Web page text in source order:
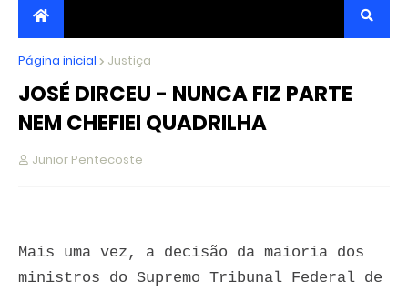
JORNALISMO INDEPENDENTE, TRANSPARENTE E
CRÍTICO
Página inicial Justiça
JOSÉ DIRCEU - NUNCA FIZ PARTE
NEM CHEFIEI QUADRILHA
Junior Pentecoste
Mais uma vez, a decisão da maioria dos
ministros do Supremo Tribunal Federal de